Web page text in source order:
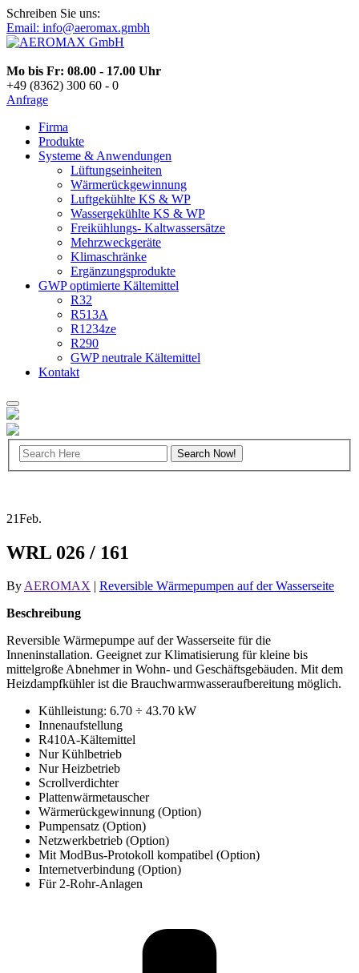
Schreiben Sie uns:
Email: info@aeromax.gmbh
Mo bis Fr: 08.00 - 17.00 Uhr
+49 (8362) 300 60 - 0
Anfrage
Firma
Produkte
Systeme & Anwendungen
Lüftungseinheiten
Wärmerückgewinnung
Luftgekühlte KS & WP
Wassergekühlte KS & WP
Freikühlungs- Kaltwassersätze
Mehrzweckgeräte
Klimaschränke
Ergänzungsprodukte
GWP optimierte Kältemittel
R32
R513A
R1234ze
R290
GWP neutrale Kältemittel
Kontakt
21Feb.
WRL 026 / 161
ByAEROMAX | Reversible Wärmepumpen auf der Wasserseite
Beschreibung
Reversible Wärmepumpe auf der Wasserseite für die
Inneninstallation. Geeignet zur Klimatisierung für kleine bis
mittelgroße Abnehmer in Wohn- und Geschäftsgebäuden. Mit dem
Heizdampfkühler ist die Brauchwarmwasseraufbereitung möglich.
Kühlleistung: 6.70 ÷ 43.70 kW
Innenaufstellung
R410A-Kältemittel
Nur Kühlbetrieb
Nur Heizbetrieb
Scrollverdichter
Plattenwärmetauscher
Wärmerückgewinnung (Option)
Pumpensatz (Option)
Netzwerkbetrieb (Option)
Mit ModBus-Protokoll kompatibel (Option)
Internetverbindung (Option)
Für 2-Rohr-Anlagen